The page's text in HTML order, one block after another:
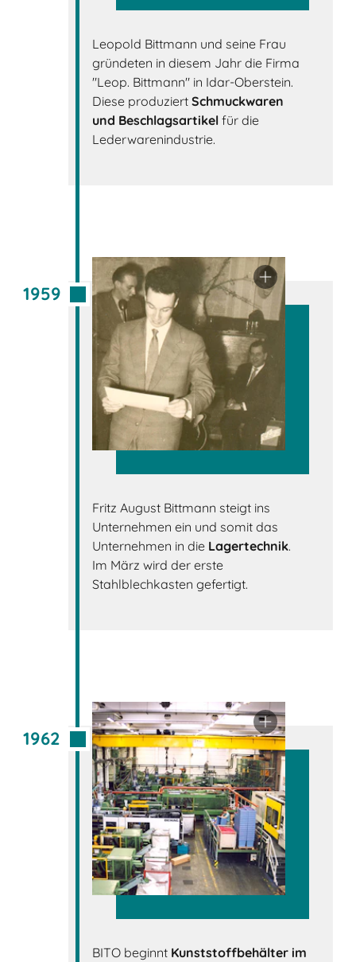
Leopold Bittmann und seine Frau
gründeten in diesem Jahr die Firma
"Leop. Bittmann" in Idar-Oberstein.
Diese produziertSchmuckwaren
und Beschlagsartikel für die
Lederwarenindustrie.
1959
Fritz August Bittmann steigt ins
Unternehmen ein und somit das
Unternehmen in die Lagertechnik.
Im März wird der erste
Stahlblechkasten gefertigt.
1962
BITO beginnt Kunststoffbehälter im